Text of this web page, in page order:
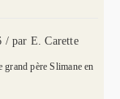
/ par E. Carette
père Slimane en